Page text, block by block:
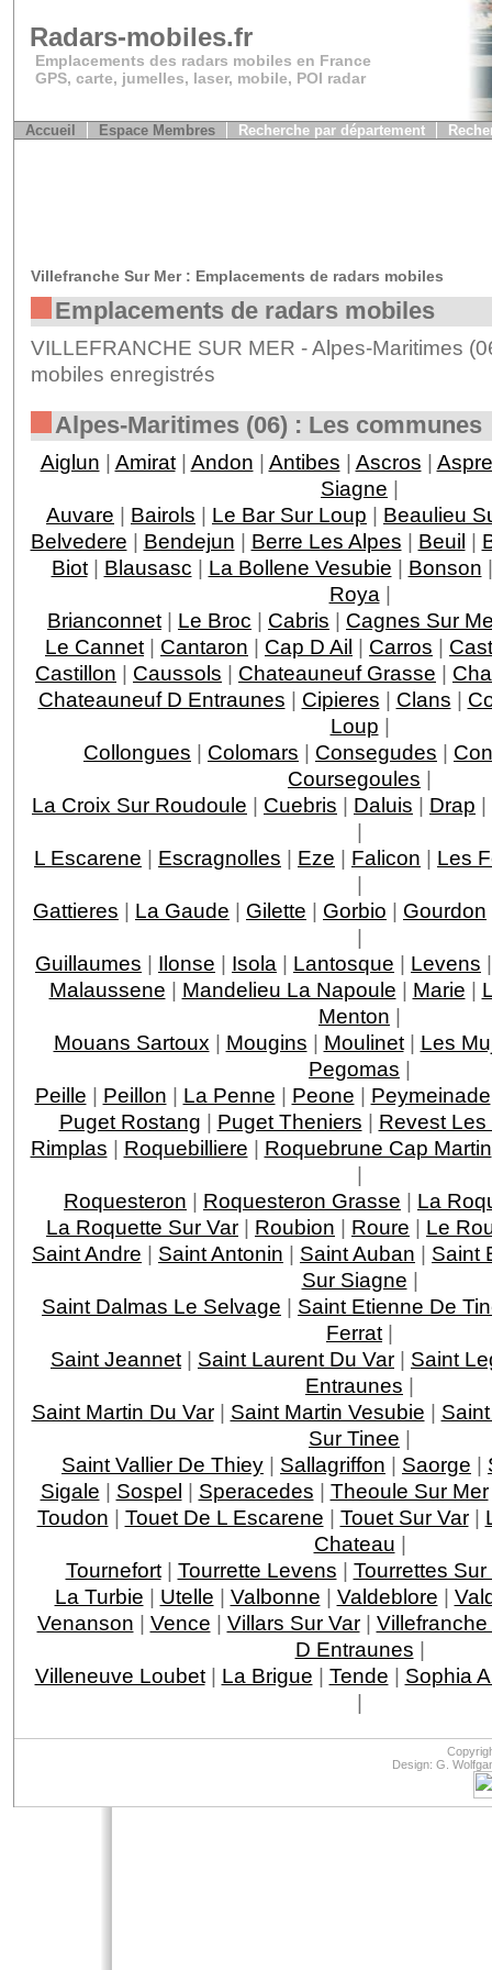
Radars-mobiles.fr
Emplacements des radars mobiles en France
GPS, carte, jumelles, laser, mobile, POI radar
Accueil Espace Membres Recherche par département
Villefranche Sur Mer : Emplacements de radars mobiles
Emplacements de radars mobiles
VILLEFRANCHE SUR MER - Alpes-Maritimes
mobiles enregistrés
Alpes-Maritimes (06) : Les communes
Aiglun | Amirat| Andon | Antibes | Ascros |
Siagne |
Auvare | Bairols | Le Bar Sur Loup | Beaulieu
Belvedere | Bendejun | Berre Les Alpes | Beuil |
Biot| Blausasc | La Bollene Vesubie | Bonson
Roya |
Brianconnet | Le Broc | Cabris | Cagnes Sur
Le Cannet | Cantaron | Cap D Ail | Carros |
Castillon | Caussols | Chateauneuf Grasse |
Chateauneuf D Entraunes | Cipieres | Clans |
Loup |
Collongues | Colomars | Consegudes |
Coursegoules |
La Croix Sur Roudoule | Cuebris | Daluis | Drap |
|
L Escarene | Escragnolles | Eze | Falicon | Les
|
Gattieres | La Gaude | Gilette | Gorbio | Gourdon
|
Guillaumes | Ilonse | Isola | Lantosque | Levens
Malaussene | Mandelieu La Napoule | Marie |
Menton |
Mouans Sartoux | Mougins | Moulinet| Les
Pegomas |
Peille | Peillon | La Penne | Peone | Peymeinade
Puget Rostang | Puget Theniers | Revest
Rimplas | Roquebilliere | Roquebrune Cap Martin
|
Roquesteron | Roquesteron Grasse | La
La Roquette Sur Var | Roubion | Roure | Le
Saint Andre | Saint Antonin | Saint Auban | Saint
Sur Siagne |
Saint Dalmas Le Selvage | Saint Etienne De
Ferrat |
Saint Jeannet | Saint Laurent Du Var | Saint
Entraunes |
Saint Martin Du Var| Saint Martin Vesubie |
Sur Tinee |
Saint Vallier De Thiey | Sallagriffon | Saorge |
Sigale | Sospel | Speracedes | Theoule Sur Mer
Toudon | Touet De L Escarene | Touet Sur Var|
Chateau |
Tournefort| Tourrette Levens | Tourrettes
La Turbie | Utelle | Valbonne | Valdeblore |
Venanson | Vence | Villars Sur Var|
D Entraunes |
Villeneuve Loubet| La Brigue | Tende | Sophia
|
Design: G.